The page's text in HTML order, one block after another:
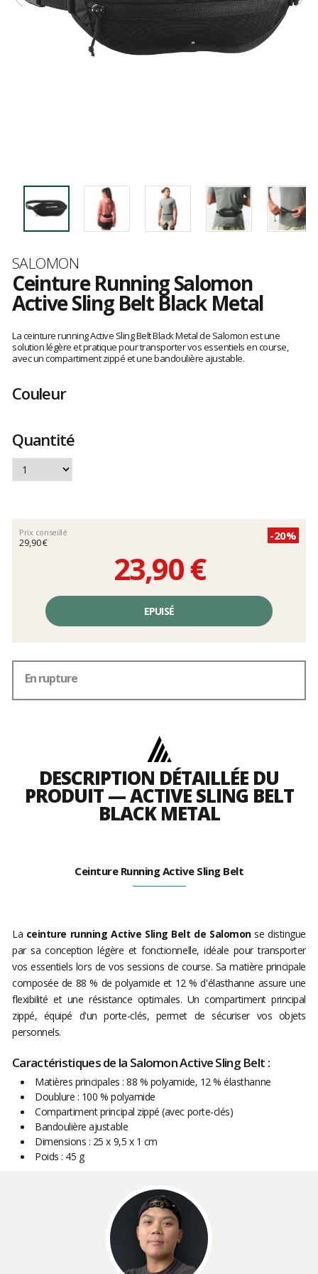
Marque
SALOMON
Ceinture Running Salomon
Active Sling Belt Black Metal
avis
clients
La ceinture running Active Sling Belt Black Metal de Salomon est une
solution légère et pratique pour transporter vos essentiels en course,
avec un compartiment zippé et une bandoulière ajustable.
Couleur
Quantité
Prix conseillé
29,90 €
-20%
23,90 €
unitaire,
EPUISÉ
En rupture
DESCRIPTION DÉTAILLÉE DU
PRODUIT — ACTIVE SLING BELT
BLACK METAL
Ceinture Running Active Sling Belt
La ceinture running Active Sling Belt de Salomonse distingue
par sa conception légère et fonctionnelle, idéale pour transporter
vos essentiels lors de vos sessions de course. Sa matière principale
composée de 88 % de polyamide et 12 % d'élasthanne assure une
flexibilité et une résistance optimales. Un compartiment principal
zippé, équipé d'un porte-clés, permet de sécuriser vos objets
personnels.
Caractéristiques de la Salomon Active Sling Belt :
Matières principales : 88 % polyamide, 12 % élasthanne
Doublure : 100 % polyamide
Compartiment principal zippé (avec porte-clés)
Bandoulière ajustable
Dimensions : 25 x 9,5 x 1 cm
Poids : 45 g